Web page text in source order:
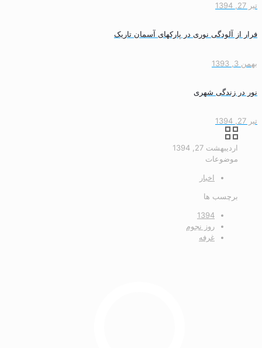
تیر 27, 1394
فرار از آلودگی نوری در پارکهای آسمان تاریک
بهمن 3, 1393
نور در زندگی شهری
تیر 27, 1394
اردیبهشت 27, 1394
موضوعات
اخبار
برچسب ها
1394
روز نجوم
غرفه